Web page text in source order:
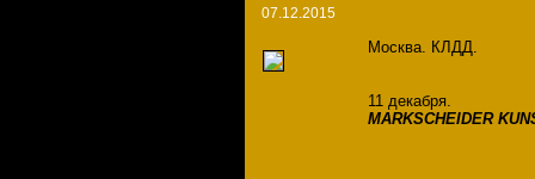
07.12.2015
Москва. КЛДД.
11 декабря.
MARKSCHEIDER